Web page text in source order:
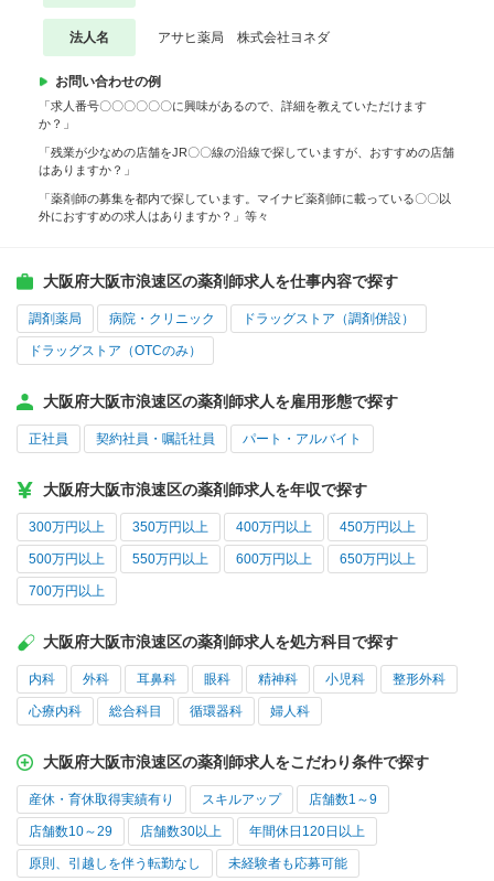
法人名 アサヒ薬局 株式会社ヨネダ
お問い合わせの例
「求人番号〇〇〇〇〇〇に興味があるので、詳細を教えていただけます
か？」
「残業が少なめの店舗をJR〇〇線の沿線で探していますが、おすすめの店舗
はありますか？」
「薬剤師の募集を都内で探しています。マイナビ薬剤師に載っている〇〇以
外におすすめの求人はありますか？」等々
大阪府大阪市浪速区の薬剤師求人を仕事内容で探す
調剤薬局 病院・クリニック ドラッグストア（調剤併設）
ドラッグストア（OTCのみ）
大阪府大阪市浪速区の薬剤師求人を雇用形態で探す
正社員 契約社員・嘱託社員 パート・アルバイト
大阪府大阪市浪速区の薬剤師求人を年収で探す
300万円以上 350万円以上 400万円以上 450万円以上
500万円以上 550万円以上 600万円以上 650万円以上
700万円以上
大阪府大阪市浪速区の薬剤師求人を処方科目で探す
内科 外科 耳鼻科 眼科 精神科 小児科 整形外科
心療内科 総合科目 循環器科 婦人科
大阪府大阪市浪速区の薬剤師求人をこだわり条件で探す
産休・育休取得実績有り スキルアップ 店舗数1～9
店舗数10～29 店舗数30以上 年間休日120日以上
原則、引越しを伴う転勤なし 未経験者も応募可能